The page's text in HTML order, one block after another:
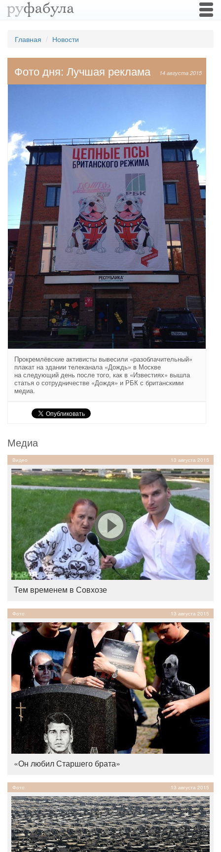
Главная Новости
14 августа 2015
Фото дня: Лучшая реклама
Прокремлёвские активисты вывесили «разоблачительный»
плакат на здании телеканала «Дождь» в Москве
на следующий день после того, как в «Известиях» вышла
статья о сотрудничестве «Дождя» и РБК с британскими
медиа.
Медиа
Видео 13 августа 2015
Тем временем в Совхозе
Фото 13 августа 2015
«Он любил Старшего брата»
Фото 13 августа 2015